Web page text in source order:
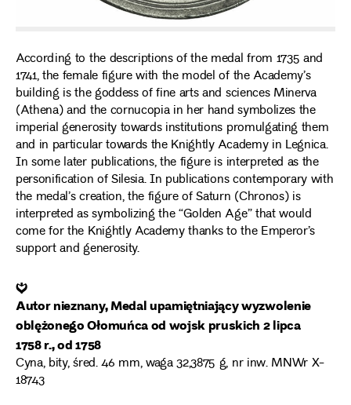
According to the descriptions of the medal from 1735 and
1741, the female figure with the model of the Academy’s
building is the goddess of fine arts and sciences Minerva
(Athena) and the cornucopia in her hand symbolizes the
imperial generosity towards institutions promulgating them
and in particular towards the Knightly Academy in Legnica.
In some later publications, the figure is interpreted as the
personification of Silesia. In publications contemporary with
the medal’s creation, the figure of Saturn (Chronos) is
interpreted as symbolizing the “Golden Age” that would
come for the Knightly Academy thanks to the Emperor’s
support and generosity.
❦
Autor nieznany, Medal upamiętniający wyzwolenie
oblężonego Ołomuńca od wojsk pruskich 2 lipca
1758 r., od 1758
Cyna, bity, śred. 46 mm, waga 32,3875 g, nr inw. MNWr X-
18743